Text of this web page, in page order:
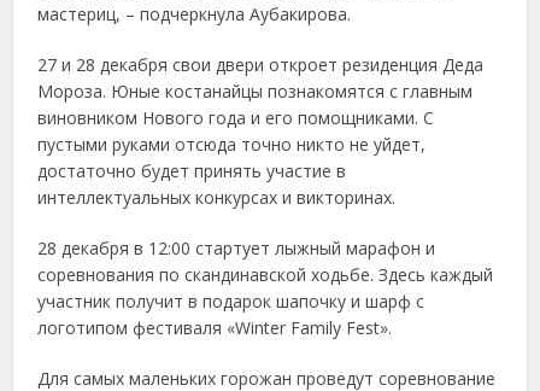
мастериц, – подчеркнула Аубакирова.
27 и 28 декабря свои двери откроет резиденция Деда
Мороза. Юные костанайцы познакомятся с главным
виновником Нового года и его помощниками. С
пустыми руками отсюда точно никто не уйдет,
достаточно будет принять участие в
интеллектуальных конкурсах и викторинах.
28 декабря в 12:00 стартует лыжный марафон и
соревнования по скандинавской ходьбе. Здесь каждый
участник получит в подарок шапочку и шарф с
логотипом фестиваля «Winter Family Fest».
Для самых маленьких горожан проведут соревнование